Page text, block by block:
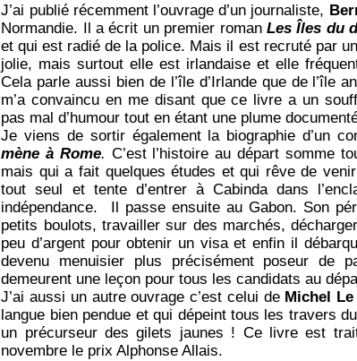
J’ai publié récemment l’ouvrage d’un journaliste,
Normandie. Il a écrit un premier roman Les Îles du
et qui est radié de la police. Mais il est recruté par
jolie, mais surtout elle est irlandaise et elle
Cela parle aussi bien de l’île d’Irlande que de l’île
m’a convaincu en me disant que ce livre a un
pas mal d’humour tout en étant une plume
Je viens de sortir également la biographie d’un
mène à Rome. C’est l’histoire au départ somme
mais qui a fait quelques études et qui rêve de
tout seul et tente d’entrer à Cabinda dans
indépendance. Il passe ensuite au Gabon. Son
petits boulots, travailler sur des marchés,
peu d’argent pour obtenir un visa et enfin il
devenu menuisier plus précisément poseur de
demeurent une leçon pour tous les candidats au
J’ai aussi un autre ouvrage c’est celui de Michel Le
langue bien pendue et qui dépeint tous les travers
un précurseur des gilets jaunes ! Ce livre est
novembre le prix Alphonse Allais.